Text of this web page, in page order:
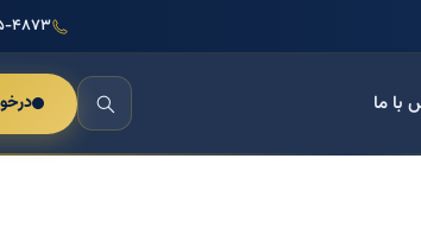
۰۹۱۲-
با ما